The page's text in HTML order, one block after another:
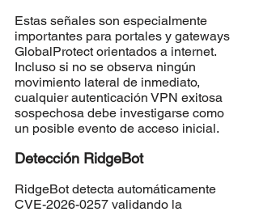
Estas señales son especialmente
importantes para portales y gateways
GlobalProtect orientados a internet.
Incluso si no se observa ningún
movimiento lateral de inmediato,
cualquier autenticación VPN exitosa
sospechosa debe investigarse como
un posible evento de acceso inicial.
Detección RidgeBot
RidgeBot detecta automáticamente
CVE-2026-0257 validando la